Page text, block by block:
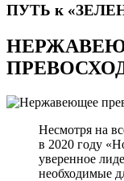
ПУТЬ к
Несмотря на
в 2020 году
уверенное
необходимые